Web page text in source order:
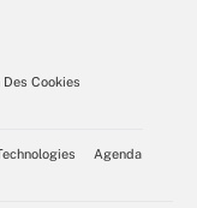
Cookies
Agenda